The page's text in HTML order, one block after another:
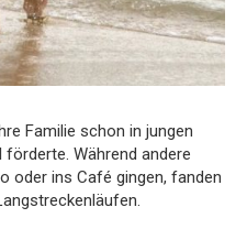
Familie schon in jungen
Während andere
oder ins Café gingen, fanden